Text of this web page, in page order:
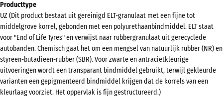
kleuren?
Kleurenpalet
weergeven
Antraciet(active)
Baksteenrood + € 0,50
voor
verzending
540
x
540
x
40
mm
Producttype
UZ (Dit product bestaat uit gereinigd ELT-granulaat met een fijne tot
middelgrove korrel, gebonden met een polyurethaanbindmiddel. ELT staat
voor "End of Life Tyres" en verwijst naar rubbergranulaat uit gerecyclede
autobanden. Chemisch gaat het om een mengsel van natuurlijk rubber (NR) en
styreen-butadieen-rubber (SBR). Voor zwarte en antracietkleurige
uitvoeringen wordt een transparant bindmiddel gebruikt, terwijl gekleurde
varianten een gepigmenteerd bindmiddel krijgen dat de korrels van een
kleurlaag voorziet. Het oppervlak is fijn gestructureerd.)